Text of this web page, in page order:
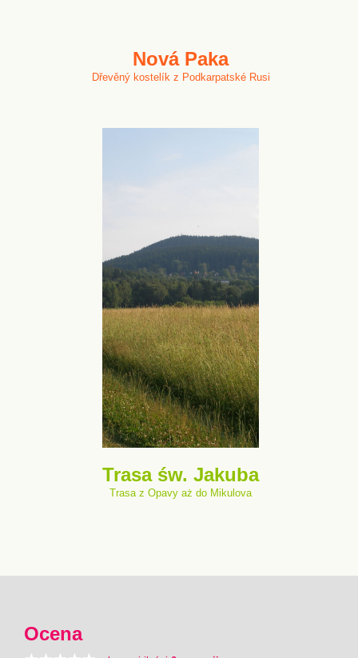
Nová Paka
Dřevěný kostelík z Podkarpatské Rusi
Trasa św. Jakuba
Trasa z Opavy aż do Mikulova
Ocena